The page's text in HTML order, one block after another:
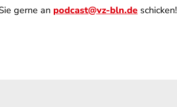
gerne an podcast@vz-bln.de schicken!